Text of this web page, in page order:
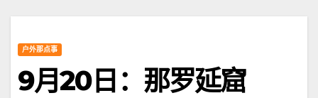
户外那点事
9月20日：那罗延窟